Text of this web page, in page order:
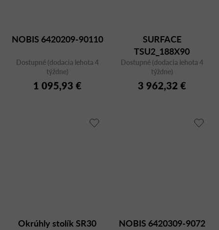
NOBIS 6420209-90110
Dostupné (dodacia lehota 4
týždne)
1 095,93 €
SURFACE
TSU2_188X90
Dostupné (dodacia lehota 4
týždne)
3 962,32 €
Okrúhly stolík SR30 NOBIS 6420309-9072